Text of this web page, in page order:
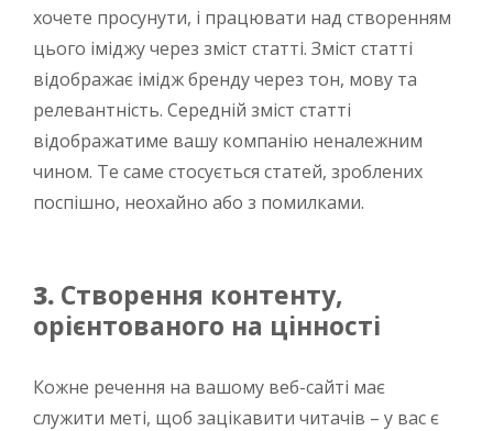
хочете просунути, і працювати над створенням
цього іміджу через зміст статті. Зміст статті
відображає імідж бренду через тон, мову та
релевантність. Середній зміст статті
відображатиме вашу компанію неналежним
чином. Те саме стосується статей, зроблених
поспішно, неохайно або з помилками.
3. Створення контенту,
орієнтованого на цінності
Кожне речення на вашому веб-сайті має
служити меті, щоб зацікавити читачів – у вас є